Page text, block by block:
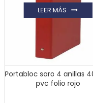
Portabloc saro 4 anillas
pvc folio rojo
LEER MÁS